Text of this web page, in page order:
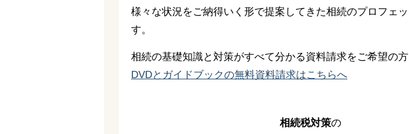
様々な状況をご納得いく形で提案してきた相続のプロフェ
す。
相続の基礎知識と対策がすべて分かる資料請求をご希望の
DVDとガイドブックの無料資料請求はこちらへ
相続税対策の